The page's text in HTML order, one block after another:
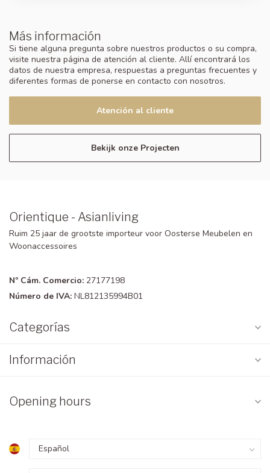
Más información
Si tiene alguna pregunta sobre nuestros productos o su compra,
visite nuestra página de atención al cliente. Allí encontrará los
datos de nuestra empresa, respuestas a preguntas frecuentes y
diferentes formas de ponerse en contacto con nosotros.
Atención al cliente
Bekijk onze Projecten
Orientique - Asianliving
Ruim 25 jaar de grootste importeur voor Oosterse Meubelen en
Woonaccessoires
Nº Cám. Comercio: 27177198
Número de IVA: NL812135994B01
Categorías
Información
Opening hours